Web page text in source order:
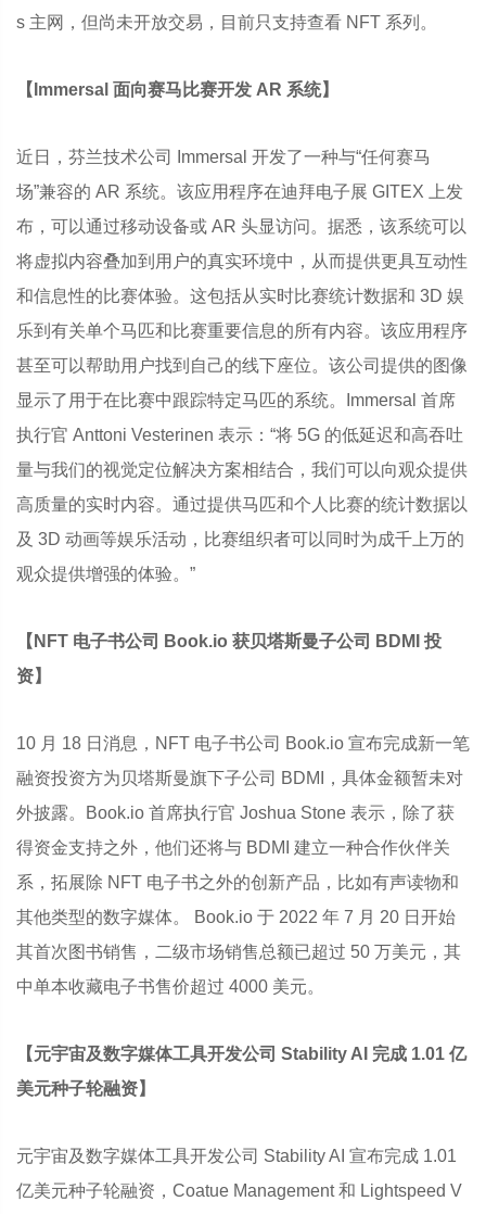
s 主网，但尚未开放交易，目前只支持查看 NFT 系列。
【Immersal 面向赛马比赛开发 AR 系统】
近日，芬兰技术公司 Immersal 开发了一种与“任何赛马
场”兼容的 AR 系统。该应用程序在迪拜电子展 GITEX 上发
布，可以通过移动设备或 AR 头显访问。据悉，该系统可以
将虚拟内容叠加到用户的真实环境中，从而提供更具互动性
和信息性的比赛体验。这包括从实时比赛统计数据和 3D 娱
乐到有关单个马匹和比赛重要信息的所有内容。该应用程序
甚至可以帮助用户找到自己的线下座位。该公司提供的图像
显示了用于在比赛中跟踪特定马匹的系统。Immersal 首席
执行官 Anttoni Vesterinen 表示：“将 5G 的低延迟和高吞吐
量与我们的视觉定位解决方案相结合，我们可以向观众提供
高质量的实时内容。通过提供马匹和个人比赛的统计数据以
及 3D 动画等娱乐活动，比赛组织者可以同时为成千上万的
观众提供增强的体验。”
【NFT 电子书公司 Book.io 获贝塔斯曼子公司 BDMI 投
资】
10 月 18 日消息，NFT 电子书公司 Book.io 宣布完成新一笔
融资投资方为贝塔斯曼旗下子公司 BDMI，具体金额暂未对
外披露。Book.io 首席执行官 Joshua Stone 表示，除了获
得资金支持之外，他们还将与 BDMI 建立一种合作伙伴关
系，拓展除 NFT 电子书之外的创新产品，比如有声读物和
其他类型的数字媒体。 Book.io 于 2022 年 7 月 20 日开始
其首次图书销售，二级市场销售总额已超过 50 万美元，其
中单本收藏电子书售价超过 4000 美元。
【元宇宙及数字媒体工具开发公司 Stability AI 完成 1.01 亿
美元种子轮融资】
元宇宙及数字媒体工具开发公司 Stability AI 宣布完成 1.01
亿美元种子轮融资，Coatue Management 和 Lightspeed V